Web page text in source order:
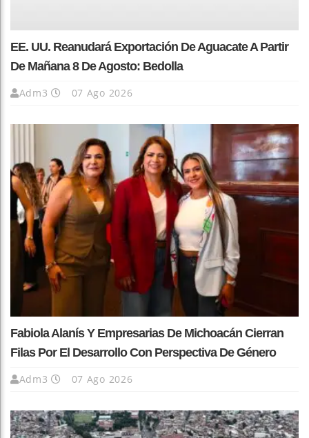
EE. UU. Reanudará Exportación De Aguacate A Partir
De Mañana 8 De Agosto: Bedolla
Adm3 07 Ago 2026
Fabiola Alanís Y Empresarias De Michoacán Cierran
Filas Por El Desarrollo Con Perspectiva De Género
Adm3 07 Ago 2026